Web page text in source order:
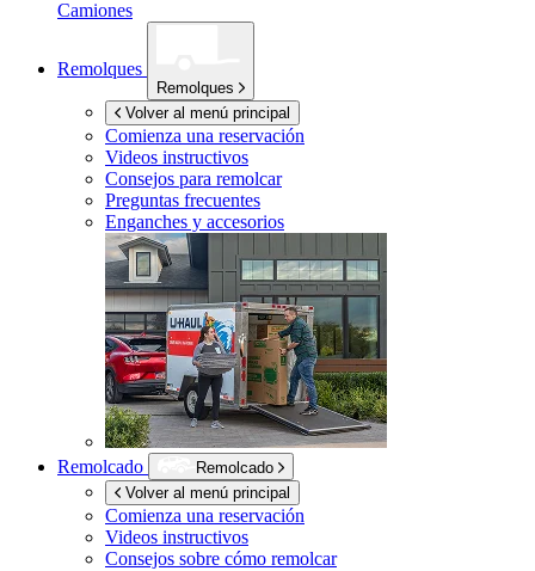
Camiones
Remolques
Remolques
Volver al menú principal
Comienza una reservación
Videos instructivos
Consejos para remolcar
Preguntas frecuentes
Enganches y accesorios
Remolcado
Remolcado
Volver al menú principal
Comienza una reservación
Videos instructivos
Consejos sobre cómo remolcar